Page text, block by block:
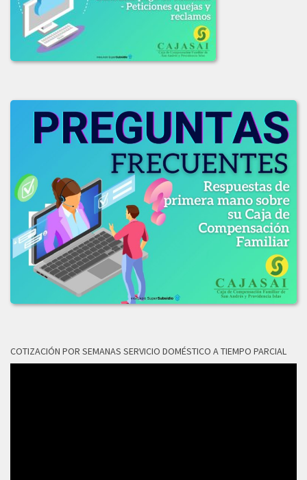
ADJUDICACION_LICITACION_001-2019.pdf
COMUNICADO_ADJUDICACION_LIC_003-2019.pdf
COMUNICADO_LIC_002_2019.pdf
INFO_EVALUACION_COMITE_COMPRAS_LIC_002-2019.pdf
INFO_EVAL_COMITE_COMPRAS_LIC_001_2019.pdf
LICITACION_DE_OFEERAS_001-2019.pdf
LICITACION_DE_OFERTAS_002-2019.pdf
LICITACION_DE_OFERTAS_No_003-2019.PDF
2018
LICITACION_OFERTAS_No_006-2018.pdf
COTIZACIÓN POR SEMANAS SERVICIO DOMÉSTICO A TIEMPO PARCIAL